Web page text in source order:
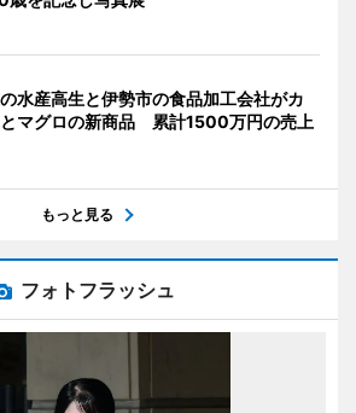
水産高生と伊勢市の食品加工会社がカ
マグロの新商品 累計1500万円の売上
もっと見る
フォトフラッシュ